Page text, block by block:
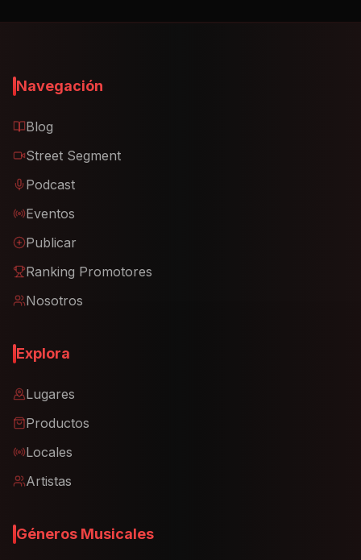
Navegación
Blog
Street Segment
Podcast
Eventos
Publicar
Ranking Promotores
Nosotros
Explora
Lugares
Productos
Locales
Artistas
Géneros Musicales